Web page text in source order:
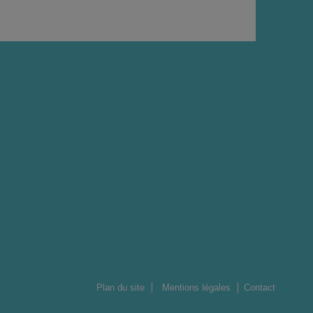
Plan du site Mentions légales Contact